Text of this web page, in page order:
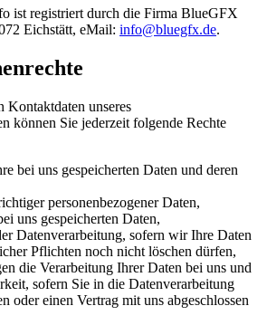
ist registriert durch die Firma BlueGFX
Eichstätt, eMail: info@bluegfx.de.
Kontaktdaten unseres
können Sie jederzeit folgende Rechte
bei uns gespeicherten Daten und deren
personenbezogener Daten,
uns gespeicherten Daten,
Datenverarbeitung, sofern wir Ihre Daten
Pflichten noch nicht löschen dürfen,
die Verarbeitung Ihrer Daten bei uns und
sofern Sie in die Datenverarbeitung
oder einen Vertrag mit uns abgeschlossen